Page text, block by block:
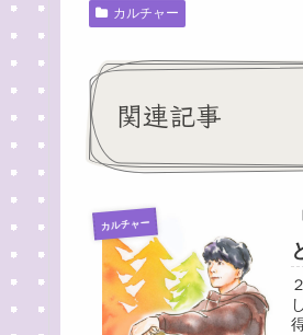
カルチャー
関連記事
カルチャー